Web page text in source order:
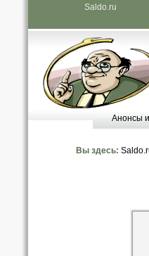
Saldo.ru
Анонсы
Вы здесь: